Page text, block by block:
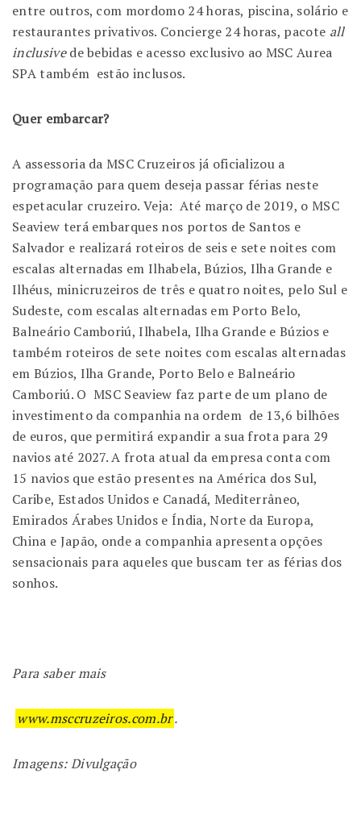
entre outros, com mordomo 24 horas, piscina, solário e
restaurantes privativos. Concierge 24 horas, pacote all
inclusivede bebidas e acesso exclusivo ao MSC Aurea
SPA também estão inclusos.
Quer embarcar?
A assessoria da MSC Cruzeiros já oficializou a
programação para quem deseja passar férias neste
espetacular cruzeiro. Veja: Até março de 2019, o MSC
Seaview terá embarques nos portos de Santos e
Salvador e realizará roteiros de seis e sete noites com
escalas alternadas em Ilhabela, Búzios, Ilha Grande e
Ilhéus, minicruzeiros de três e quatro noites, pelo Sul e
Sudeste, com escalas alternadas em Porto Belo,
Balneário Camboriú, Ilhabela, Ilha Grande e Búzios e
também roteiros de sete noites com escalas alternadas
em Búzios, Ilha Grande, Porto Belo e Balneário
Camboriú. O MSC Seaview faz parte de um plano de
investimento da companhia na ordem de 13,6 bilhões
de euros, que permitirá expandir a sua frota para 29
navios até 2027. A frota atual da empresa conta com
15 navios que estão presentes na América dos Sul,
Caribe, Estados Unidos e Canadá, Mediterrâneo,
Emirados Árabes Unidos e Índia, Norte da Europa,
China e Japão, onde a companhia apresenta opções
sensacionais para aqueles que buscam ter as férias dos
sonhos.
Para saber mais
www.msccruzeiros.com.br.
Imagens: Divulgação